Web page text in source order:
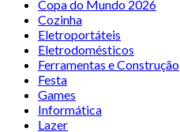
Copa do Mundo 2026
Cozinha
Eletroportáteis
Eletrodomésticos
Ferramentas e Construção
Festa
Games
Informática
Lazer